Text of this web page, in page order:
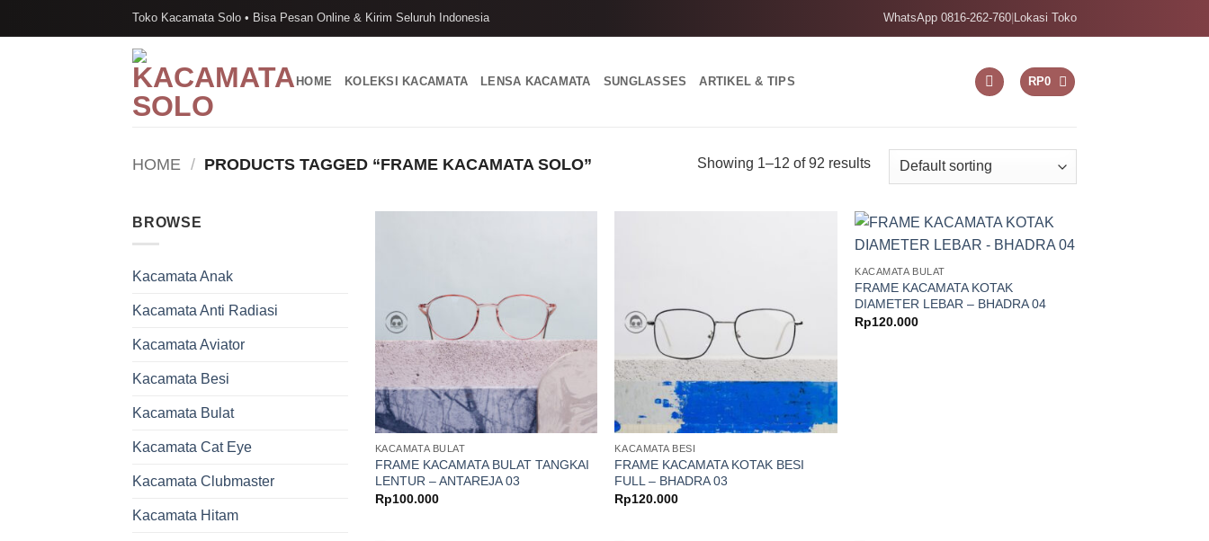
Toko Kacamata Solo • Bisa Pesan Online & Kirim Seluruh Indonesia WhatsApp 0816-262-760 Lokasi Toko
HOME KOLEKSI KACAMATA LENSA KACAMATA SUNGLASSES ARTIKEL & TIPS RP0
HOME / PRODUCTS TAGGED “FRAME KACAMATA SOLO” Showing 1–12 of 92 results
BROWSE
Kacamata Anak
Kacamata Anti Radiasi
Kacamata Aviator
Kacamata Besi
Kacamata Bulat
Kacamata Cat Eye
Kacamata Clubmaster
Kacamata Hitam
KACAMATA BULAT
FRAME KACAMATA BULAT TANGKAI
LENTUR – ANTAREJA 03
Rp100.000
KACAMATA BESI
FRAME KACAMATA KOTAK BESI
FULL – BHADRA 03
Rp120.000
KACAMATA BULAT
FRAME KACAMATA KOTAK
DIAMETER LEBAR – BHADRA 04
Rp120.000